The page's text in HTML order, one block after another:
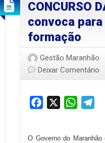
CONCURSO
convoca
formação
Gestão Maranhão
Deixar Comentário
Facebook
O Governo do